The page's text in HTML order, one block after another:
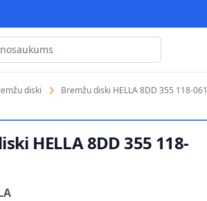
diski Bremžu diski HELLA 8DD 355 118-061
HELLA 8DD 355 118-